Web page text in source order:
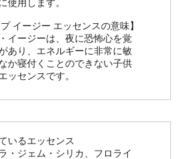
使用します。
プ イージー エッセンスの意味】
イージーは、夜に恐怖心を覚
あり、エネルギーに非常に敏
か寝付くことのできない子供
ッセンスです。
いるエッセンス
・ジェム・シリカ、フロライ